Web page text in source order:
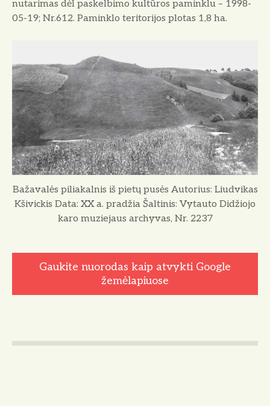
nutarimas dėl paskelbimo kultūros paminklu – 1998-
05-19; Nr.612. Paminklo teritorijos plotas 1,8 ha.
Bažavalės piliakalnis iš pietų pusės Autorius: Liudvikas
Kšivickis Data: XX a. pradžia Šaltinis: Vytauto Didžiojo
karo muziejaus archyvas, Nr. 2237
Gaukite nuorodas kaip atvykti Google
žemėlapiuose